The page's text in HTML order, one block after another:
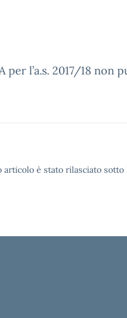
per l’a.s. 2017/18 non
è stato rilasciato